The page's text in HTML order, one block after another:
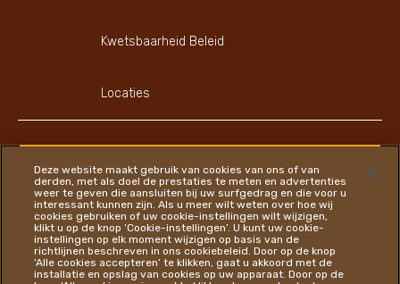
Kwetsbaarheid Beleid
Locaties
Instagram
LinkedIn
Facebook
Deze website maakt gebruik van cookies van ons of van
derden, met als doel de prestaties te meten en advertenties
weer te geven die aansluiten bij uw surfgedrag en die voor u
interessant kunnen zijn. Als u meer wilt weten over hoe wij
cookies gebruiken of uw cookie-instellingen wilt wijzigen,
klikt u op de knop ‘Cookie-instellingen’. U kunt uw cookie-
instellingen op elk moment wijzigen op basis van de
richtlijnen beschreven in ons cookiebeleid. Door op de knop
‘Alle cookies accepteren’ te klikken, gaat u akkoord met de
installatie en opslag van cookies op uw apparaat. Door op de